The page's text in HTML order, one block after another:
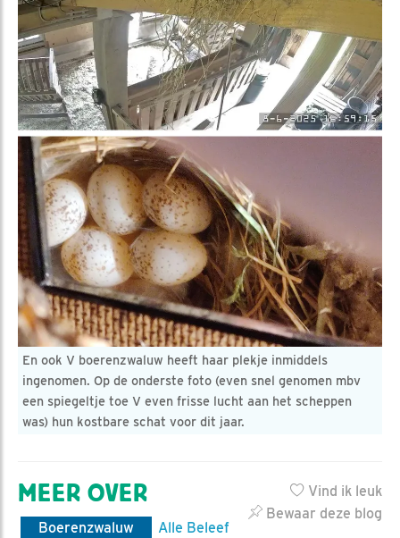
En ook V boerenzwaluw heeft haar plekje inmiddels
ingenomen. Op de onderste foto (even snel genomen mbv
een spiegeltje toe V even frisse lucht aan het scheppen
was) hun kostbare schat voor dit jaar.
Vind ik leuk
Bewaar deze blog
MEER OVER
Boerenzwaluw
Alle Beleef